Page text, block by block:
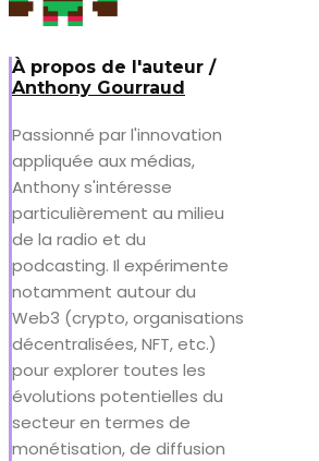
À propos de l'auteur /
Anthony Gourraud
Passionné par l'innovation
appliquée aux médias,
Anthony s'intéresse
particulièrement au milieu
de la radio et du
podcasting. Il expérimente
notamment autour du
Web3 (crypto, organisations
décentralisées, NFT, etc.)
pour explorer toutes les
évolutions potentielles du
secteur en termes de
monétisation, de diffusion